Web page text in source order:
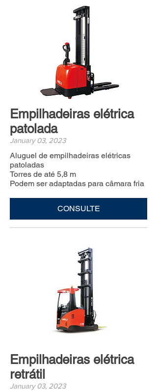
Empilhadeiras elétrica
patolada
January 03, 2023
Aluguel de empilhadeiras elétricas
patoladas
Torres de até 5,8 m
Podem ser adaptadas para câmara fria
CONSULTE
Empilhadeiras elétrica
retrátil
January 03, 2023